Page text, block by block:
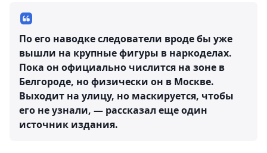
По его наводке следователи вроде бы уже
вышли на крупные фигуры в наркоделах.
Пока он официально числится на зоне в
Белгороде, но физически он в Москве.
Выходит на улицу, но маскируется, чтобы
его не узнали, — рассказал еще один
источник издания.